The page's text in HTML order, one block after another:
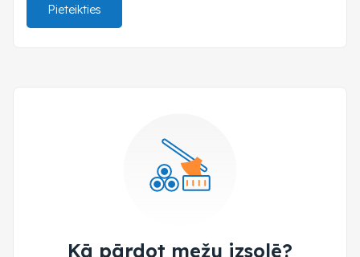
Pieteikties
Kā pārdot mežu izsolē?